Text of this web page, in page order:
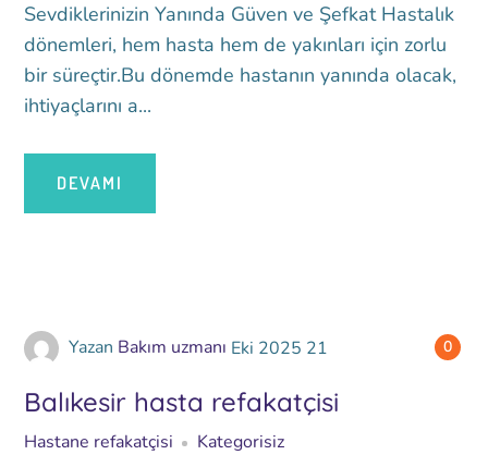
Sevdiklerinizin Yanında Güven ve Şefkat Hastalık
dönemleri, hem hasta hem de yakınları için zorlu
bir süreçtir.Bu dönemde hastanın yanında olacak,
ihtiyaçlarını a...
DEVAMI
0
Yazan Bakım uzmanı Eki 2025 21
Balıkesir hasta refakatçisi
Hastane refakatçisi Kategorisiz